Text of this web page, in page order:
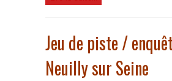
Jeu de piste /
Neuilly sur Seine